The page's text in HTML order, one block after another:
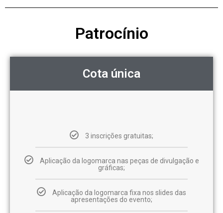
Patrocínio
Cota única
3 inscrições gratuitas;
Aplicação da logomarca nas peças de divulgação e
gráficas;
Aplicação da logomarca fixa nos slides das
apresentações do evento;